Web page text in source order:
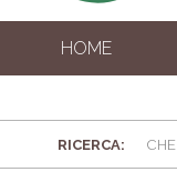
HOME
RICERCA: